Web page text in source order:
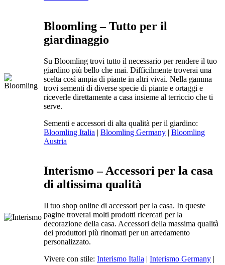
Bloomling – Tutto per il
giardinaggio
Su Bloomling trovi tutto il necessario per rendere il tuo
giardino più bello che mai. Difficilmente troverai una
scelta così ampia di piante in altri vivai. Nella gamma
trovi sementi di diverse specie di piante e ortaggi e
riceverle direttamente a casa insieme al terriccio che ti
serve.
Sementi e accessori di alta qualità per il giardino:
Bloomling Italia | Bloomling Germany | Bloomling
Austria
Interismo – Accessori per la casa
di altissima qualità
Il tuo shop online di accessori per la casa. In queste
pagine troverai molti prodotti ricercati per la
decorazione della casa. Accessori della massima qualità
dei produttori più rinomati per un arredamento
personalizzato.
Vivere con stile: Interismo Italia | Interismo Germany |